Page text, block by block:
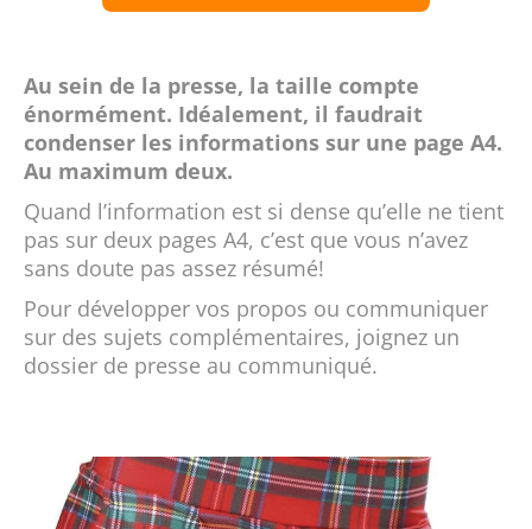
Au sein de la presse, la taille compte
énormément. Idéalement, il faudrait
condenser les informations sur une page A4.
Au maximum deux.
Quand l’information est si dense qu’elle ne tient
pas sur deux pages A4, c’est que vous n’avez
sans doute pas assez résumé!
Pour développer vos propos ou communiquer
sur des sujets complémentaires, joignez un
dossier de presse au communiqué.